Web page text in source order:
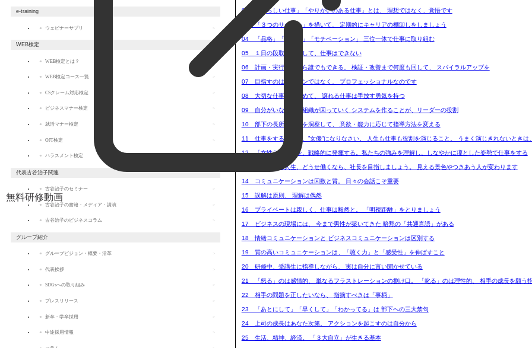
無料研修動画
導入実績
コラム
e-training
ウェビナーサプリ
WEB検定
WEB検定とは？
WEB検定コース一覧
CSクレーム対応検定
ビジネスマナー検定
就活マナー検定
OJT検定
ハラスメント検定
代表古谷治子関連
古谷治子のセミナー
古谷治子の書籍・メディア・講演
古谷治子のビジネスコラム
グループ紹介
グループビジョン・概要・沿革
代表挨拶
SDGsへの取り組み
プレスリリース
新卒・学卒採用
中途採用情報
02 「私らしい仕事」「やりがいのある仕事」とは、 理想ではなく、覚悟です
03 「３つのサークル」を描いて、 定期的にキャリアの棚卸しをしましょう
04 「品格」「スキル」「モチベーション」 三位一体で仕事に取り組む
05 １日の段取りなくして、仕事はできない
06 計画・実行だけなら誰でもできる。 検証・改善まで何度も回して、 スパイラルアップを
07 目指すのはベテランではなく、 プロフェッショナルなのです
08 大切な仕事を見極めて、 譲れる仕事は手放す勇気を持つ
09 自分がいなくても組織が回っていく システムを作ることが、リーダーの役割
10 部下の長所・短所を洞察して、 意欲・能力に応じて指導方法を変える
11 仕事をするときは、”女優”になりなさい。 人生も仕事も役割を演じること。 うまく演じきれないときは
12 「女性らしさ」を、戦略的に発揮する。私たちの強みを理解し、しなやかに凜とした姿勢で仕事をする
13 一度きりの人生、どうせ働くなら、社長を目指しましょう。 見える景色やつきあう人が変わります
14 コミュニケーションは回数と質。 日々の会話こそ重要
15 誤解は原則、 理解は偶然
16 プライベートは親しく、仕事は毅然と。 「明視距離」をとりましょう
17 ビジネスの現場には、 今まで男性が築いてきた 暗黙の「共通言語」がある
18 情緒コミュニケーションと ビジネスコミュニケーションは区別する
19 質の高いコミュニケーションは、「聴く力」と「感受性」を伸ばすこと
20 研修中、受講生に指導しながら、 実は自分に言い聞かせている
21 「怒る」のは感情的、 単なるフラストレーションの捌け口。 「叱る」のは理性的、 相手の成長を願う
22 相手の問題を正したいなら、 指摘すべきは「事柄」
23 「あとにして」「早くして」「わかってる」は 部下への三大禁句
24 上司の成長はあなた次第。 アクションを起こすのは自分から
25 生活、精神、経済。 「３大自立」が生きる基本